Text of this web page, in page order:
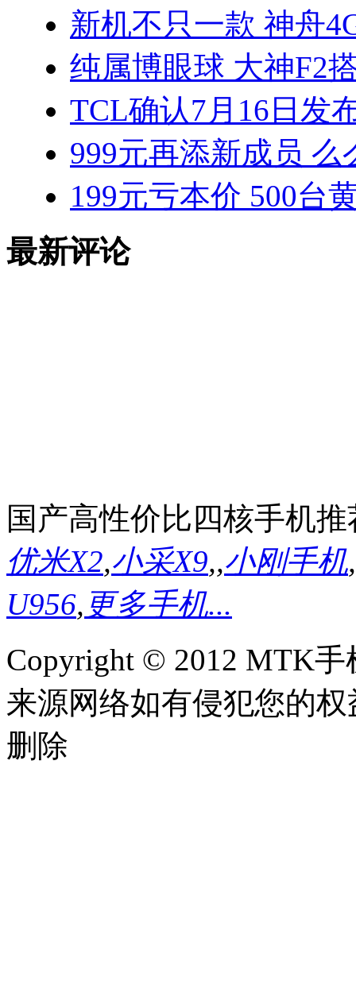
新机不只一款 神舟
纯属博眼球 大神F2
TCL确认7月16日发
999元再添新成员 么
199元亏本价 500台
最新评论
国产高性价比四核手机推
优米X2,小采X9,,小刚手机,
U956, 更多手机...
Copyright © 2012 MTK
来源网络如有侵犯您的
删除